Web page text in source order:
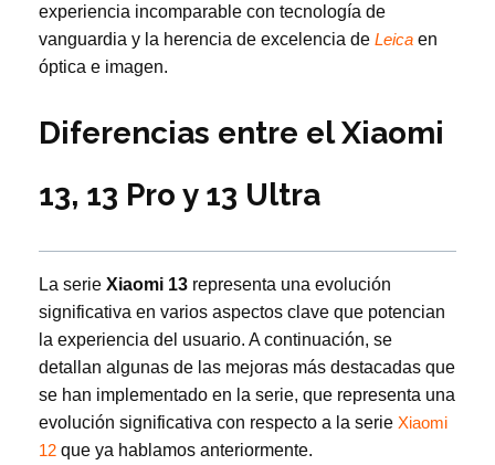
experiencia incomparable con tecnología de
vanguardia y la herencia de excelencia de Leica en
óptica e imagen.
Diferencias entre el Xiaomi
13, 13 Pro y 13 Ultra
La serie Xiaomi 13 representa una evolución
significativa en varios aspectos clave que potencian
la experiencia del usuario. A continuación, se
detallan algunas de las mejoras más destacadas que
se han implementado en la serie, que representa una
evolución significativa con respecto a la serie Xiaomi
12 que ya hablamos anteriormente.